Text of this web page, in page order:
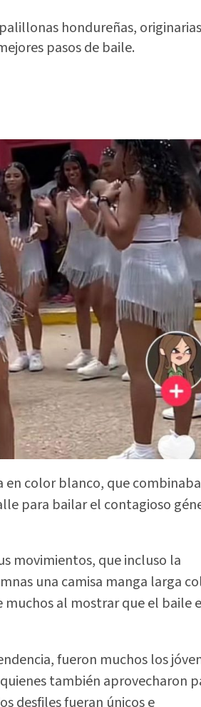
hondureñas, originarias
pasos de baile.
en color blanco, que combinaba
para bailar el contagioso
movimientos, que incluso la
una camisa manga larga
al mostrar que el baile
fueron muchos los
también aprovecharon
desfiles fueran únicos e